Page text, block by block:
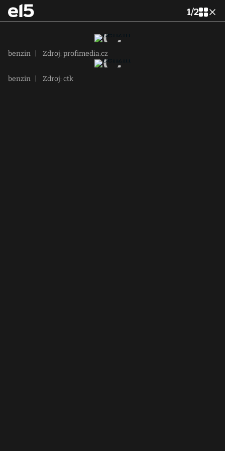
1/2
benzin Zdroj: profimedia.cz
benzin Zdroj: ctk